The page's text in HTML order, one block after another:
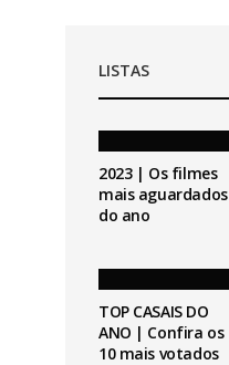
LISTAS
2023 | Os filmes
mais aguardados
do ano
TOP CASAIS DO
ANO | Confira os
10 mais votados